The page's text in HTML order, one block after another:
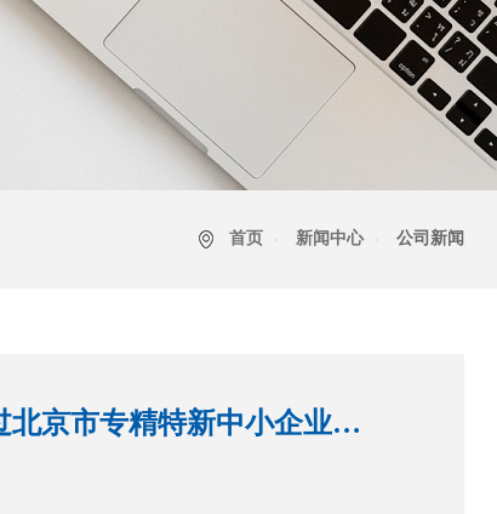
首页 新闻中心 公司新闻
祝贺中关村国际医药检验认证顺利通过北京市专精特新中小企业复核